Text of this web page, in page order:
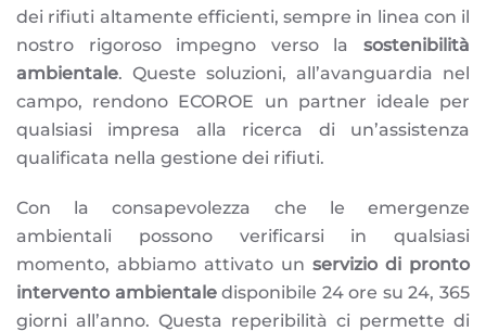
dei rifiuti altamente efficienti, sempre in linea con il
nostro rigoroso impegno verso la sostenibilità
ambientale. Queste soluzioni, all’avanguardia nel
campo, rendono ECOROE un partner ideale per
qualsiasi impresa alla ricerca di un’assistenza
qualificata nella gestione dei rifiuti.
Con la consapevolezza che le emergenze
ambientali possono verificarsi in qualsiasi
momento, abbiamo attivato un servizio di pronto
intervento ambientaledisponibile 24 ore su 24, 365
giorni all’anno. Questa reperibilità ci permette di